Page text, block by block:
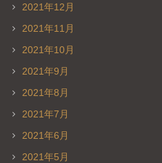
2021年12月
2021年11月
2021年10月
2021年9月
2021年8月
2021年7月
2021年6月
2021年5月